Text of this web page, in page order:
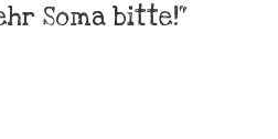
Soma bitte!“